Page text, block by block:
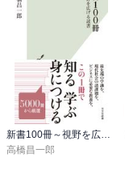
新書100冊～視野を広げる読書～
高橋昌一郎